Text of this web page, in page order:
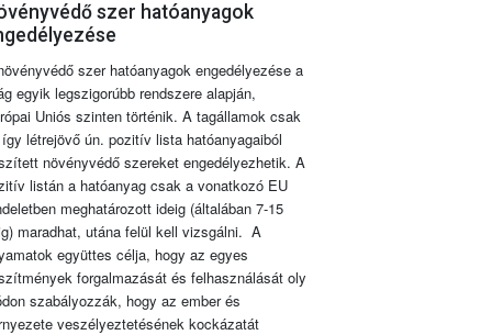
szer hatóanyagok
szer hatóanyagok engedélyezése a
egyik legszigorúbb rendszere alapján,
Uniós szinten történik. A tagállamok csak
létrejövő ún. pozitív lista hatóanyagaiból
növényvédő szereket engedélyezhetik. A
listán a hatóanyag csak a vonatkozó EU
meghatározott ideig (általában 7-15
maradhat, utána felül kell vizsgálni. A
együttes célja, hogy az egyes
forgalmazását és felhasználását oly
szabályozzák, hogy az ember és
veszélyeztetésének kockázatát